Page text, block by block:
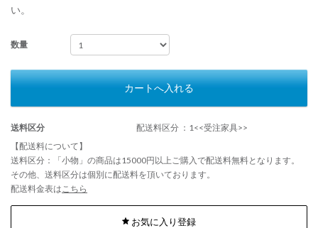
い。
数量
カートへ入れる
送料区分
配送料区分 ：1<<受注家具>>
【配送料について】
送料区分：「小物」の商品は15000円以上ご購入で配送料無料となります。
その他、送料区分は個別に配送料を頂いております。
配送料金表はこちら
お気に入り登録